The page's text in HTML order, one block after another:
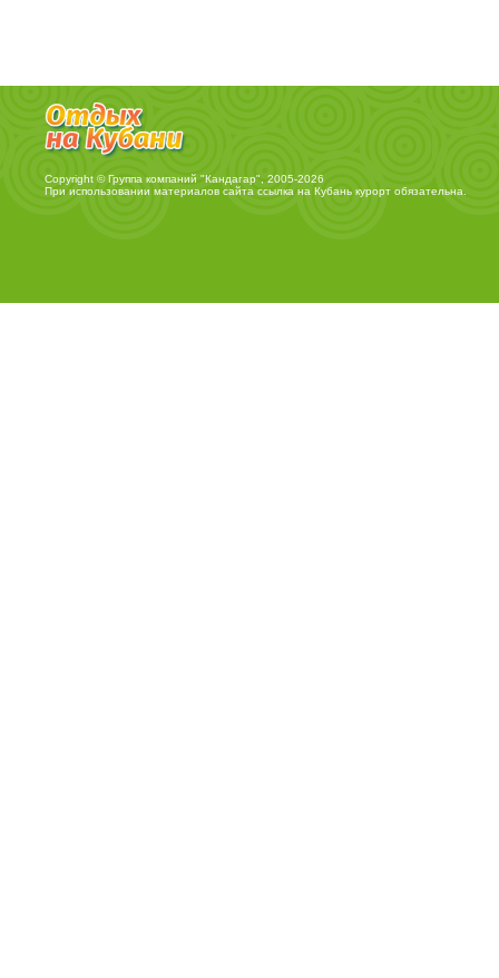
Copyright © Группа компаний "Кандагар", 2005-2026
При использовании материалов сайта ссылка на Кубань курортобязательна.